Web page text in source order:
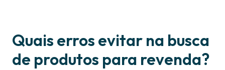
Quais erros evitar na busca
de produtos para revenda?